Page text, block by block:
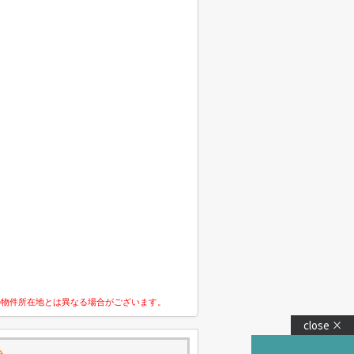
close ×
件所在地とは異なる場合がございます。